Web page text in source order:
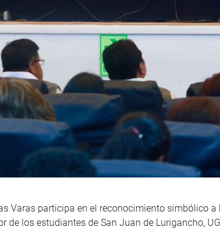
Varas participa en el reconocimiento simbólico
de los estudiantes de San Juan de Lurigancho,